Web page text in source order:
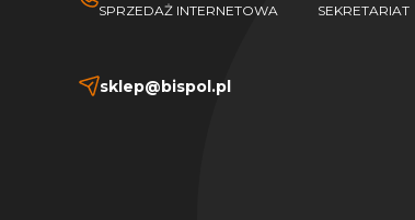
SPRZEDAŻ INTERNETOWA SEKRETARIAT
sklep@bispol.pl